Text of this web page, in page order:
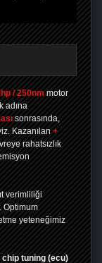
/ 250nm motor
adına
sonrasında,
Kazanılan +
rahatsızlık
verimliliği
Optimum
yeteneğimiz
chip tuning (ecu)